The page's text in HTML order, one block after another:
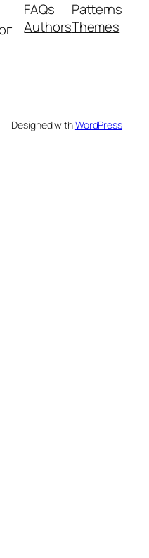
FAQs
Authors
Patterns
Themes
Designed withWordPress